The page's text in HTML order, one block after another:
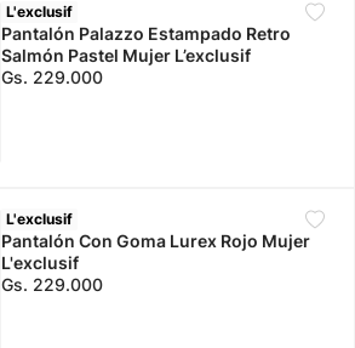
L'exclusif
Pantalón Palazzo Estampado Retro
Salmón Pastel Mujer L’exclusif
Gs. 229.000
L'exclusif
Pantalón Con Goma Lurex Rojo Mujer
L'exclusif
Gs. 229.000